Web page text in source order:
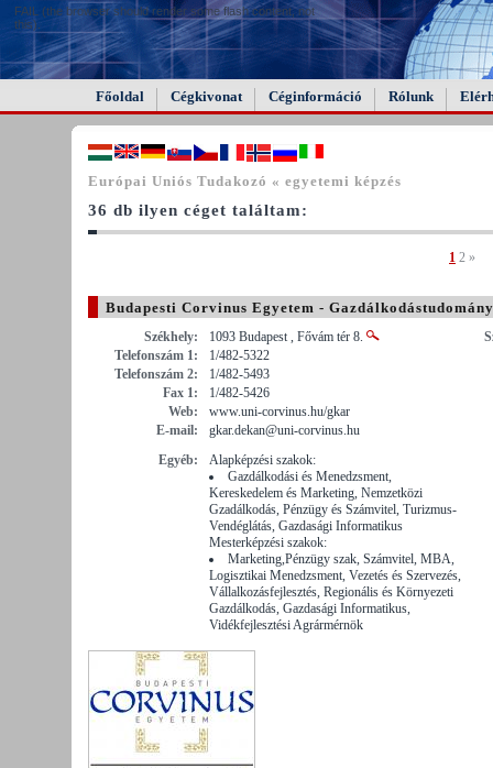
FAIL (the browser should render some flash content, not
this).
Főoldal Cégkivonat Céginformáció Rólunk
Európai Uniós Tudakozó « egyetemi képzés
36 db ilyen céget találtam:
1 2 »
Budapesti Corvinus Egyetem -
Székhely:
1093 Budapest , Fővám tér 8.
Telefonszám 1:
1/482-5322
Telefonszám 2:
1/482-5493
Fax 1:
1/482-5426
Web:
www.uni-corvinus.hu/gkar
E-mail:
gkar.dekan@uni-corvinus.hu
Egyéb:
Alapképzési szakok:
Gazdálkodási és Menedzsment,
Kereskedelem és Marketing, Nemzetközi
Gzadálkodás, Pénzügy és Számvitel, Turizmus-
Vendéglátás, Gazdasági Informatikus
Mesterképzési szakok:
Marketing,Pénzügy szak, Számvitel, MBA,
Logisztikai Menedzsment, Vezetés és Szervezés,
Vállalkozásfejlesztés, Regionális és Környezeti
Gazdálkodás, Gazdasági Informatikus,
Vidékfejlesztési Agrármérnök